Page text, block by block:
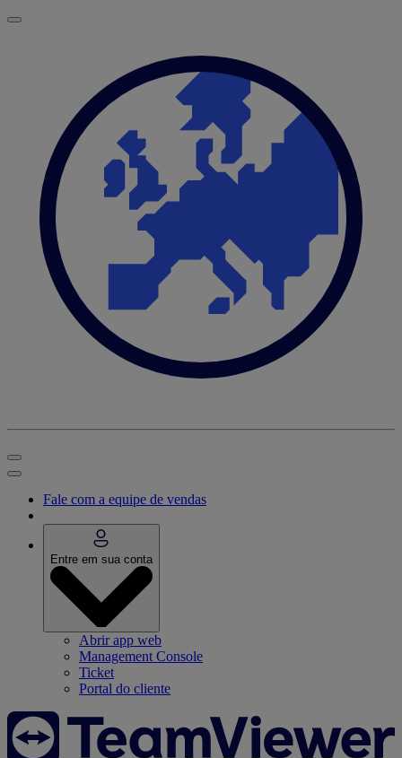
Fale com a equipe de vendas
Entre em sua conta
Abrir app web
Management Console
Ticket
Portal do cliente